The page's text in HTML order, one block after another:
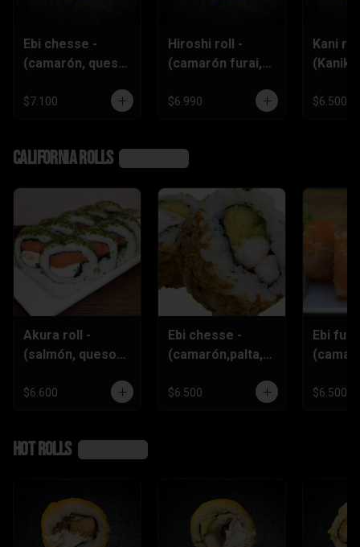
Ebi chesse -
(camarón, queso
ciboulette)
$7.100
Hiroshi roll -
(camarón furai,
ciboulette)
$6.990
Kani
$6.500
California rolls
Akura roll -
(salmón, queso
,ciboulette)
$6.600
Ebi chesse -
(camarón,palta,q
$6.500
Ebi
$6.500
Hot rolls